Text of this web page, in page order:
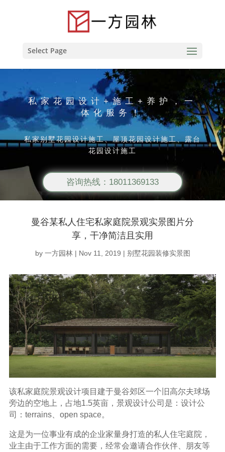
Select Page
私家花园设计+施工+养护，一
体化服务！
私家别墅花园设计施工、屋顶花园设计施工、露台
花园设计施工
咨询热线：18011369133
曼谷某私人住宅私家庭院景观实景图片分
享，干净简洁且实用
by 一方园林| Nov 11, 2019 | 别墅花园装修实景图
该私家庭院景观设计项目建于曼谷郊区一个旧高尔夫球场
旁边的空地上，占地1.5英亩，景观设计公司是：设计公
司：terrains、open space。
这是为一位事业有成的企业家量身打造的私人住宅庭院，
业主由于工作方面的需要，经常会邀请合作伙伴、朋友等